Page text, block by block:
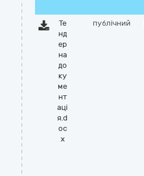
Те
нд
ер
на
до
ку
ме
нт
аці
я.d
oc
x
публічний